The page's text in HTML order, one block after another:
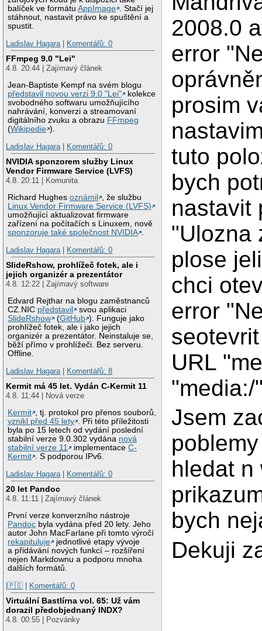
balíček ve formátuAppImage . Stačí jej
stáhnout, nastavit právo ke spuštění a
spustit.
Ladislav Hagara
Komentářů: 0
FFmpeg 9.0 "Lei"
4.8. 20:44 | Zajímavý článek
Jean-Baptiste Kempf na svém blogu
představil novou verzi 9.0 "Lei"
kolekce
svobodného softwaru umožňujícího
nahrávání, konverzi a streamovaní
digitálního zvuku a obrazu FFmpeg
(Wikipedie ).
Ladislav Hagara
Komentářů: 0
NVIDIA sponzorem služby Linux
Vendor Firmware Service (LVFS)
4.8. 20:11 | Komunita
Richard Hughesoznámil
, že službu
Linux Vendor Firmware Service (LVFS)
umožňující aktualizovat firmware
zařízení na počítačích s Linuxem, nově
sponzoruje také společnost NVIDIA .
Ladislav Hagara | Komentářů: 0
SlideRshow, prohlížeč fotek, ale i
jejich organizér a prezentátor
4.8. 12:22 | Zajímavý software
Edvard Rejthar na blogu zaměstnanců
CZ.NIC představil
svou aplikaci
SlideRshow
(GitHub ). Funguje jako
prohlížeč fotek, ale i jako jejich
organizér a prezentátor. Neinstaluje se,
běží přímo v prohlížeči. Bez serveru.
Offline.
Ladislav Hagara | Komentářů: 8
Kermit má 45 let. Vydán C-Kermit 11
4.8. 11:44 | Nová verze
Kermit , tj. protokol pro přenos souborů,
vznikl před 45 lety . Při této příležitosti
byla po 15 letech od vydání poslední
stabilní verze 9.0.302 vydána nová
stabilní verze 11
implementaceC-
Kermit . S podporou IPv6.
Ladislav Hagara | Komentářů: 0
20 let Pandoc
4.8. 11:11 | Zajímavý článek
První verze konverzního nástroje
Pandoc byla vydána před 20 lety. Jeho
autor John MacFarlane při tomto výročí
rekapituluje
jednotlivé etapy vývoje
a přidávání nových funkcí – rozšíření
nejen Markdownu a podporu mnoha
dalších formátů.
|🇵🇸 | Komentářů: 0
Virtuální Bastlírna vol. 65: Už vám
dorazil předobjednaný INDX?
4.8. 00:55 | Pozvánky
2008.0
error
prosim
tuto
bych
nastavit
"Ulozna
plose
chci
error
URL
Jsem
hledat n
bych
Dekuji